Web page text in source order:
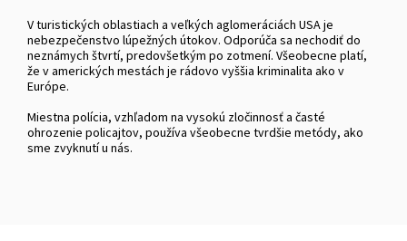
V turistických oblastiach a veľkých aglomeráciách USA je
nebezpečenstvo lúpežných útokov. Odporúča sa nechodiť do
neznámych štvrtí, predovšetkým po zotmení. Všeobecne platí,
že v amerických mestách je rádovo vyššia kriminalita ako v
Európe.
Miestna polícia, vzhľadom na vysokú zločinnosť a časté
ohrozenie policajtov, používa všeobecne tvrdšie metódy, ako
sme zvyknutí u nás.